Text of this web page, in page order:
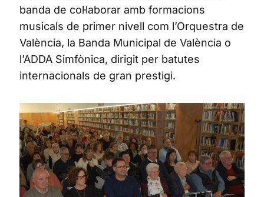
banda de col·laborar amb formacions
musicals de primer nivell com l’Orquestra de
València, la Banda Municipal de València o
l’ADDA Simfònica, dirigit per batutes
internacionals de gran prestigi.